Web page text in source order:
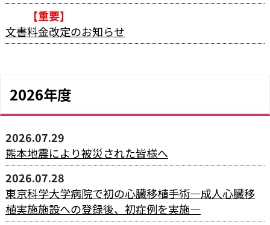
【重要】
文書料金改定のお知らせ
2026年度
2026.07.29
熊本地震により被災された皆様へ
2026.07.28
東京科学大学病院で初の心臓移植手術―成人心臓移
植実施施設への登録後、初症例を実施―